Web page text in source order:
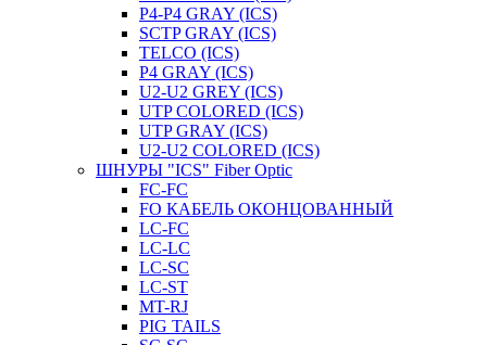
P4-P4 GRAY (ICS)
SCTP GRAY (ICS)
TELCO (ICS)
P4 GRAY (ICS)
U2-U2 GREY (ICS)
UTP COLORED (ICS)
UTP GRAY (ICS)
U2-U2 COLORED (ICS)
ШНУРЫ "ICS" Fiber Optic
FC-FC
FO КАБЕЛЬ ОКОНЦОВАННЫЙ
LC-FC
LC-LC
LC-SC
LС-ST
MT-RJ
PIG TAILS